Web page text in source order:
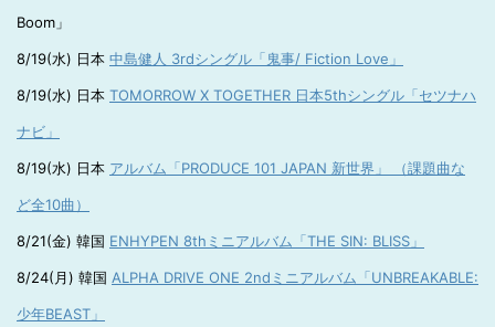
Boom」
8/19(水) 日本 中島健人 3rdシングル「鬼事/ Fiction Love」
8/19(水) 日本 TOMORROW X TOGETHER 日本5thシングル「セツナハ
ナビ」
8/19(水) 日本 アルバム「PRODUCE 101 JAPAN 新世界」 （課題曲な
ど全10曲）
8/21(金) 韓国 ENHYPEN 8thミニアルバム「THE SIN: BLISS」
8/24(月) 韓国 ALPHA DRIVE ONE 2ndミニアルバム「UNBREAKABLE:
少年BEAST」